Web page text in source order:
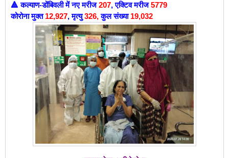
🔺 कल्याण-डोंबिवली मेंनए मरीज207,एक्टिव मरीज5779
कोरोना मुक्त12,927,मृत्यु326,कुल संख्या19,032